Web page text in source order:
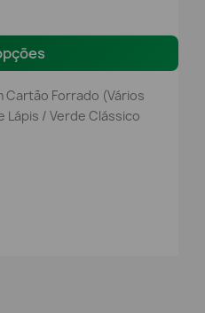
Cartão Forrado (Vários
Lápis / Verde Clássico